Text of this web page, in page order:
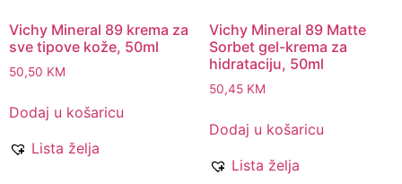
Vichy Mineral 89 krema za
sve tipove kože, 50ml
50,50 KM
Dodaj u košaricu
Lista želja
Vichy Mineral 89 Matte
Sorbet gel-krema za
hidrataciju, 50ml
50,45 KM
Dodaj u košaricu
Lista želja